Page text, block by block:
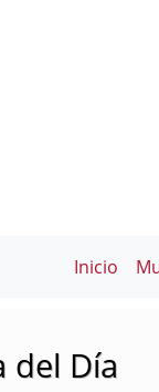
Inicio
del Día